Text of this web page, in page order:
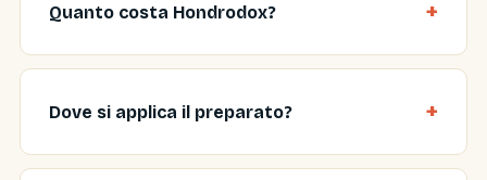
Quanto costa Hondrodox?
Dove si applica il preparato?